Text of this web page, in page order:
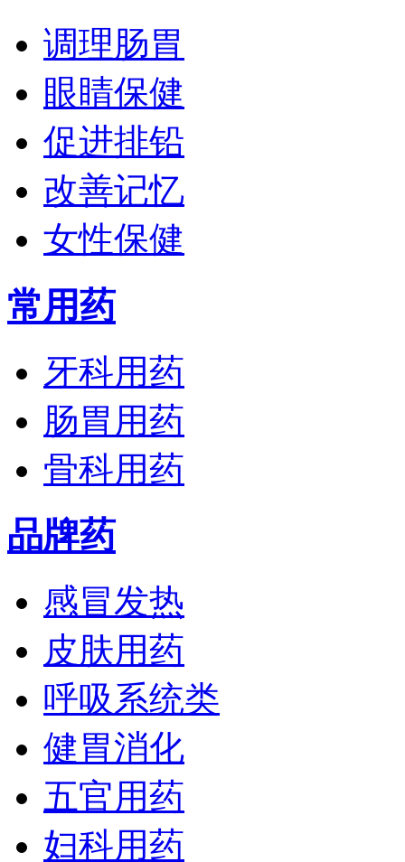
调理肠胃
眼睛保健
促进排铅
改善记忆
女性保健
常用药
牙科用药
肠胃用药
骨科用药
品牌药
感冒发热
皮肤用药
呼吸系统类
健胃消化
五官用药
妇科用药